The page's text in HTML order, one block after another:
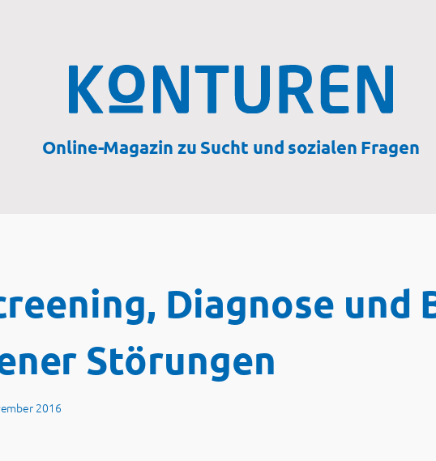
Online-Magazin zu Sucht und sozialen Fragen
Diagnose und
Störungen
2016